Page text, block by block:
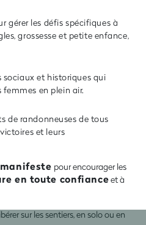
gérer les défis spécifiques à
grossesse et petite enfance,
sociaux et historiques qui
en plein air.
de randonneuses de tous
et leurs
pour encourager les
en toute confianceet à
sur les sentiers, en solo ou en